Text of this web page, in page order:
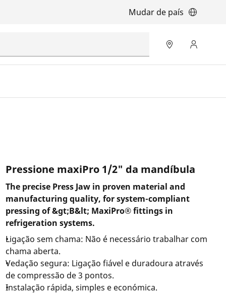
Mudar de país
Pressione maxiPro 1/2" da mandíbula
The precise Press Jaw in proven material and
manufacturing quality, for system-compliant
pressing of &gt;B&lt; MaxiPro® fittings in
refrigeration systems.
Ligação sem chama: Não é necessário trabalhar com
chama aberta.
Vedação segura: Ligação fiável e duradoura através
de compressão de 3 pontos.
Instalação rápida, simples e económica.